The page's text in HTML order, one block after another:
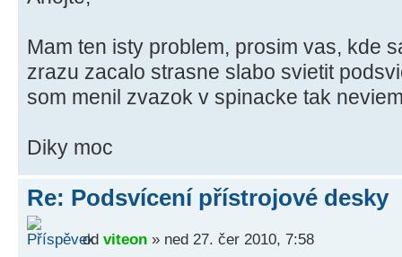
Mam ten isty problem, prosim vas, kde
zrazu zacalo strasne slabo svietit
som menil zvazok v spinacke tak
Diky moc
Re: Podsvícení přístrojové desky
od viteon » ned 27. čer 2010, 7:58